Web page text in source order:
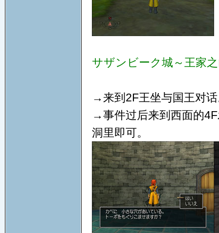
サザンビーク城～王家
→来到2F王坐与国王对
→事件过后来到西面的
洞里即可。